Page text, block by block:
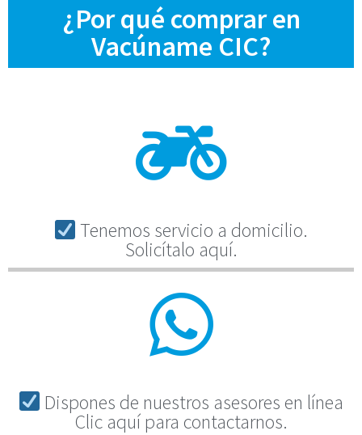
¿Por qué comprar en
Vacúname CIC?
Tenemos servicio a domicilio.
Solicítalo aquí.
Dispones de nuestros asesores en línea
Clic aquí para contactarnos.